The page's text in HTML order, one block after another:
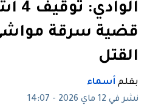
قضية سرقة مواشي
القتل
بقلم أسماء
نشر في 12 ماي 2026 - 14:07